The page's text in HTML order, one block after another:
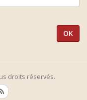
droits réservés.